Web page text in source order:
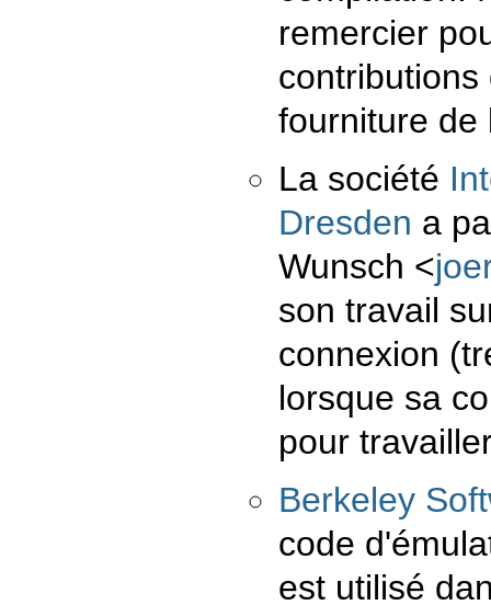
remercier
fourniture de
La société
Dresden a
Wunsch <
son travail
connexion
lorsque sa
pour
Berkeley
code
est utilisé